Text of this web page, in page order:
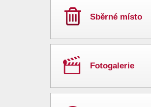
Sběrné místo
Fotogalerie